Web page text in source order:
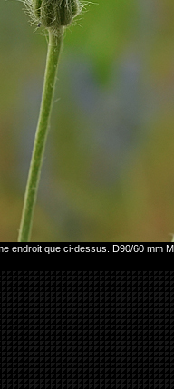
endroit que ci-dessus. D90/60 mm